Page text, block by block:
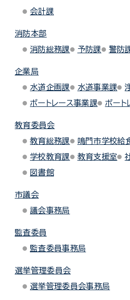
会計課
消防本部
消防総務課
予防課 警防
企業局
水道企画課
水道事業課
ボートレース事業課
ボート
教育委員会
教育総務課
鳴門市学校給
学校教育課
教育支援室
図書館
市議会
議会事務局
監査委員
監査委員事務局
選挙管理委員会
選挙管理委員会事務局